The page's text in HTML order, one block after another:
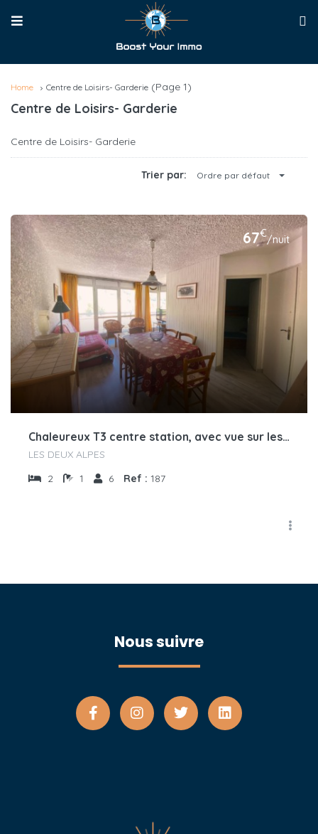
Home Centre de Loisirs- Garderie (Page 1)
Centre de Loisirs- Garderie
Centre de Loisirs- Garderie
Trier par: Ordre par défaut
67€/nuit
Chaleureux T3 centre station, avec vue sur les pistes
LES DEUX ALPES
2
1 6 Ref : 187
Nous suivre